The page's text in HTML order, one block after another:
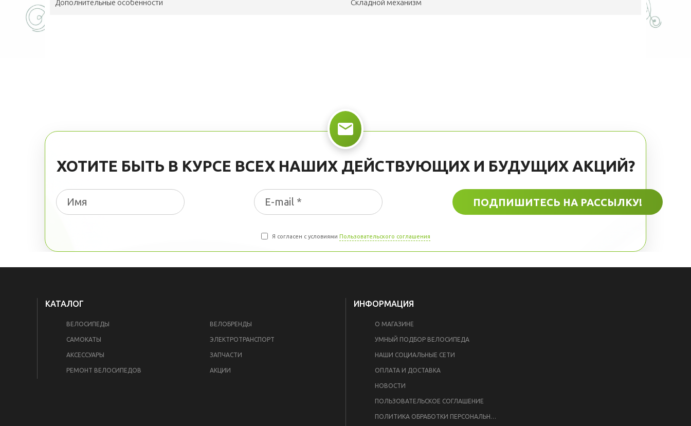
Дополнительные особенности Складной механизм
ХОТИТЕ БЫТЬ В КУРСЕ ВСЕХ НАШИХ ДЕЙСТВУЮЩИХ И БУДУЩИХ АКЦИЙ?
Я согласен с условиями Пользовательского соглашения
КАТАЛОГ
ВЕЛОСИПЕДЫ ВЕЛОБРЕНДЫ
САМОКАТЫ ЭЛЕКТРОТРАНСПОРТ
АКСЕССУАРЫ ЗАПЧАСТИ
РЕМОНТ ВЕЛОСИПЕДОВ АКЦИИ
ИНФОРМАЦИЯ
О МАГАЗИНЕ
УМНЫЙ ПОДБОР ВЕЛОСИПЕДА
НАШИ СОЦИАЛЬНЫЕ СЕТИ
ОПЛАТА И ДОСТАВКА
НОВОСТИ
ПОЛЬЗОВАТЕЛЬСКОЕ СОГЛАШЕНИЕ
ПОЛИТИКА ОБРАБОТКИ ПЕРСОНАЛЬНЫХ ДАННЫХ